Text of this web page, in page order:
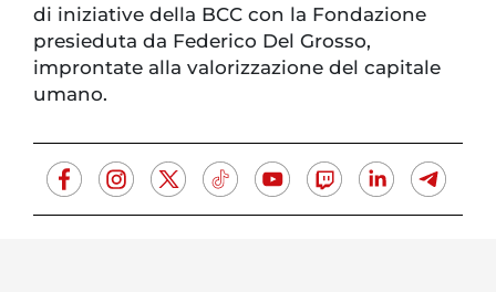
di iniziative della BCC con la Fondazione
presieduta da Federico Del Grosso,
improntate alla valorizzazione del capitale
umano.